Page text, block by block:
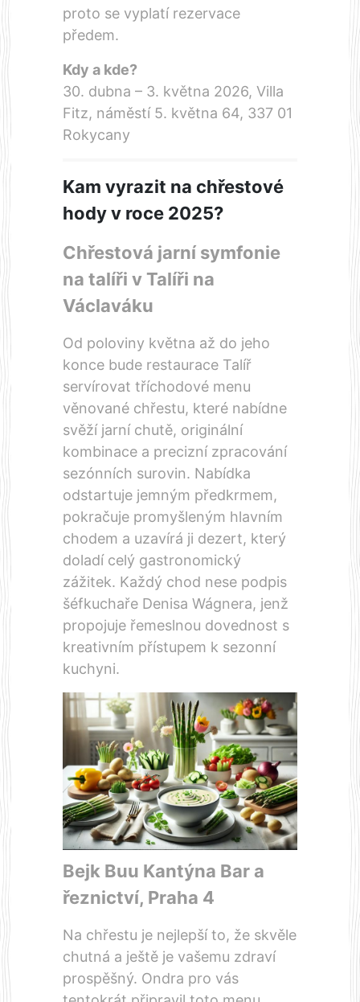
proto se vyplatí rezervace
předem.
Kdy a kde?
30. dubna – 3. května 2026, Villa
Fitz, náměstí 5. května 64, 337 01
Rokycany
Kam vyrazit na chřestové
hody v roce 2025?
Chřestová jarní symfonie
na talíři v Talíři na
Václaváku
Od poloviny května až do jeho
konce bude restaurace Talíř
servírovat tříchodové menu
věnované chřestu, které nabídne
svěží jarní chutě, originální
kombinace a precizní zpracování
sezónních surovin. Nabídka
odstartuje jemným předkrmem,
pokračuje promyšleným hlavním
chodem a uzavírá ji dezert, který
doladí celý gastronomický
zážitek. Každý chod nese podpis
šéfkuchaře Denisa Wágnera, jenž
propojuje řemeslnou dovednost s
kreativním přístupem k sezonní
kuchyni.
Bejk Buu Kantýna Bar a
řeznictví, Praha 4
Na chřestu je nejlepší to, že skvěle
chutná a ještě je vašemu zdraví
prospěšný. Ondra pro vás